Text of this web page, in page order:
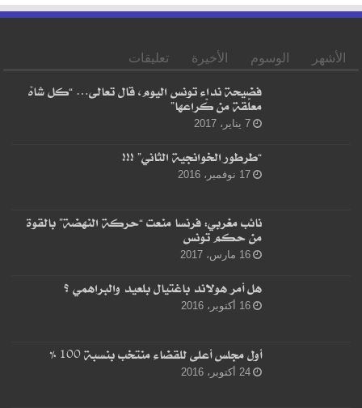
الأشهر الوسوم الأخيرة تعليقات
فضيحة نداء تونس اليوم، قال تعالى… “كل شاهْ
معلّقة من كْراعها”
7 يناير، 2017
“طرطور الخوانجية الثاني” !!!
17 نوفمبر، 2016
نائب مغربي: فرنسا منعت “حركة النهضة” بالقوة
من حكم تونس
16 مارس، 2017
هل أمر هولاند باغتيال بلعيد والبراهمي ؟
16 أكتوبر، 2016
أول مجلس أعلى للقضاء منتخب بنسبة 100 %
24 أكتوبر، 2016